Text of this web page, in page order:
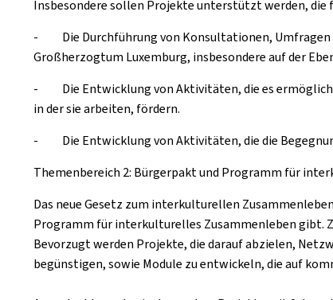
Insbesondere sollen Projekte unterstützt werden, die
- Die Durchführung von Konsultationen, Umfragen
Großherzogtum Luxemburg, insbesondere auf der
- Die Entwicklung von Aktivitäten, die es
in der sie arbeiten, fördern.
- Die Entwicklung von Aktivitäten, die die
Themenbereich 2: Bürgerpakt und Programm für
Das neue Gesetz zum interkulturellen
Programm für interkulturelles Zusammenleben gibt.
Bevorzugt werden Projekte, die darauf abzielen,
begünstigen, sowie Module zu entwickeln, die auf